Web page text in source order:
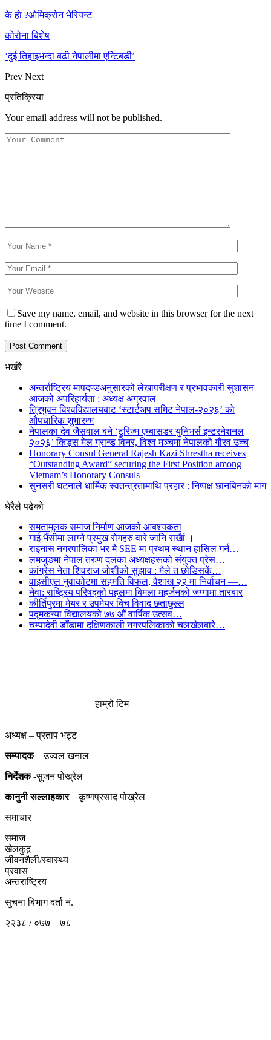
के हाे ?ओमिक्रोन भेरियन्ट
कोरोना बिशेष
‘दुई तिहाइभन्दा बढी नेपालीमा एन्टिबडी’
Prev Next
प्रतिक्रिया
Your email address will not be published.
Save my name, email, and website in this browser for the next
time I comment.
भर्खरै
अन्तर्राष्ट्रिय मापदण्डअनुसारको लेखापरीक्षण र प्रभावकारी सुशासन
आजको अपरिहार्यता : अध्यक्ष अग्रवाल
त्रिभुवन विश्वविद्यालयबाट ‘स्टार्टअप समिट नेपाल-२०२६’ को
औपचारिक शुभारम्भ
नेपालका देव जैसवाल बने ‘टुरिज्म एम्बासडर युनिभर्स इन्टरनेशनल
२०२६’ किड्स मेल ग्रान्ड विनर, विश्व मञ्चमा नेपालको गौरव उच्च
Honorary Consul General Rajesh Kazi Shrestha receives
“Outstanding Award” securing the First Position among
Vietnam’s Honorary Consuls
सुनसरी घटनाले धार्मिक स्वतन्त्रतामाथि प्रहार : निष्पक्ष छानबिनको माग
धेरैले पढेको
समतामूलक समाज निर्माण आजको आबश्यकता
गाई भैंसीमा लाग्ने प्रमुख रोगहरु वारे जानि राखैां ।
राइनास नगरपालिका भर मै SEE मा प्रथम स्थान हासिल गर्न…
लमजुङमा नेपाल तरुण दलका अध्यक्षहरूको संयुक्त प्रेस…
कांग्रेस नेता शिवराज जोशीको सुझाव : मैले त छोडिसकें…
वाइसीएल नुवाकोटमा सहमति विफल, वैशाख २२ मा निर्वाचन —…
नेवा: राष्ट्रिय परिषद्को पहलमा बिमला महर्जनको जग्गामा तारबार
कीर्तिपुरमा मेयर र उपमेयर बिच विवाद छताछुल्ल
पद्मकन्या विद्यालयको ७७ औं ‌‌वार्षिक ‌उत्सव…
चम्पादेवी डाँडामा दक्षिणकाली नगरपलिकाको चलखेलबारे…
हाम्रो टिम
अध्यक्ष – प्रताप भट्ट
सम्पादक– उज्वल खनाल
निर्देशक-सुजन पोख्रेल
कानुनी सल्लाहकार– कृष्णप्रसाद पोख्रेल
समाचार
समाज
खेलकुद़़
जीवनशैली/स्वास्थ्य
प्रवास
अन्तराष्ट्रिय
सुचना बिभाग दर्ता नं.
२२३८ / ०७७ – ७८